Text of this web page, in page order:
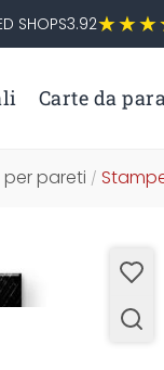
SHOPS3.92
Carte da
pareti /